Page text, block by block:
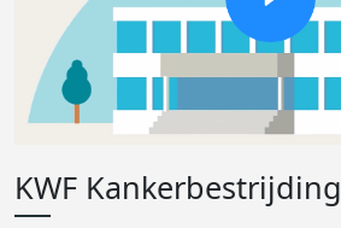
KWF Kankerbestrijding